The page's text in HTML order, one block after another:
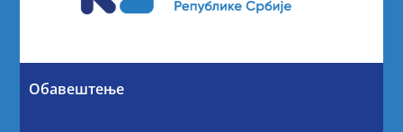
Обавештење